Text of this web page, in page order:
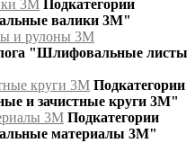
3М Подкатегории
валики 3М"
и рулоны 3М
"Шлифовальные листы
круги 3М Подкатегории
и зачистные круги 3М"
3М Подкатегории
материалы 3М"